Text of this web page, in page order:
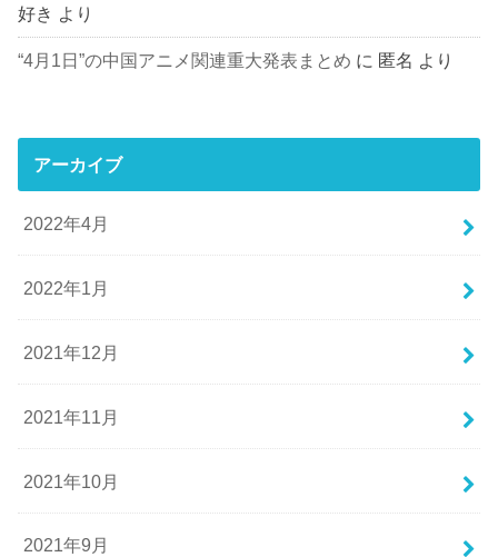
好き より
“4月1日”の中国アニメ関連重大発表まとめ に 匿名 より
アーカイブ
2022年4月
2022年1月
2021年12月
2021年11月
2021年10月
2021年9月